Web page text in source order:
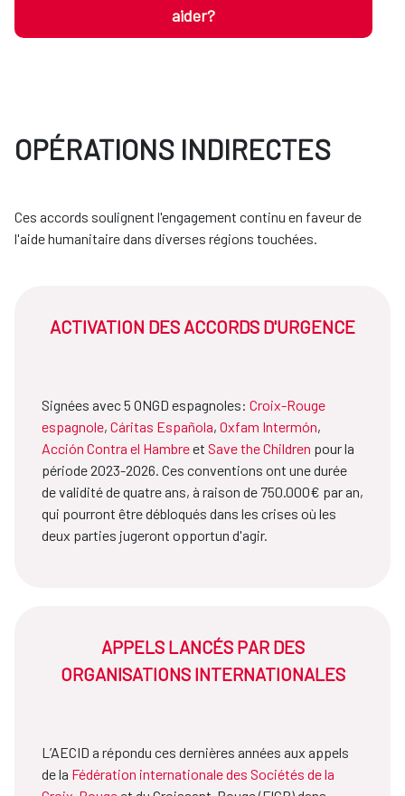
aider?
OPÉRATIONS INDIRECTES
Ces accords soulignent l'engagement continu en faveur de
l'aide humanitaire dans diverses régions touchées.
ACTIVATION DES ACCORDS D'URGENCE
Signées avec 5 ONGD espagnoles: Croix-Rouge
espagnole, Cáritas Española, Oxfam Intermón,
Acción Contra el Hambreet Save the Children pour la
période 2023-2026. Ces conventions ont une durée
de validité de quatre ans, à raison de 750.000€ par an,
qui pourront être débloqués dans les crises où les
deux parties jugeront opportun d'agir.
APPELS LANCÉS PAR DES
ORGANISATIONS INTERNATIONALES
L’AECID a répondu ces dernières années aux appels
de la Fédération internationale des Sociétés de la